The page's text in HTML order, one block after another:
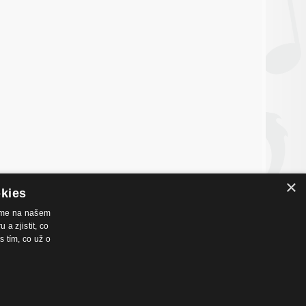
×
na našem
a zjistit, co
tím, co už o